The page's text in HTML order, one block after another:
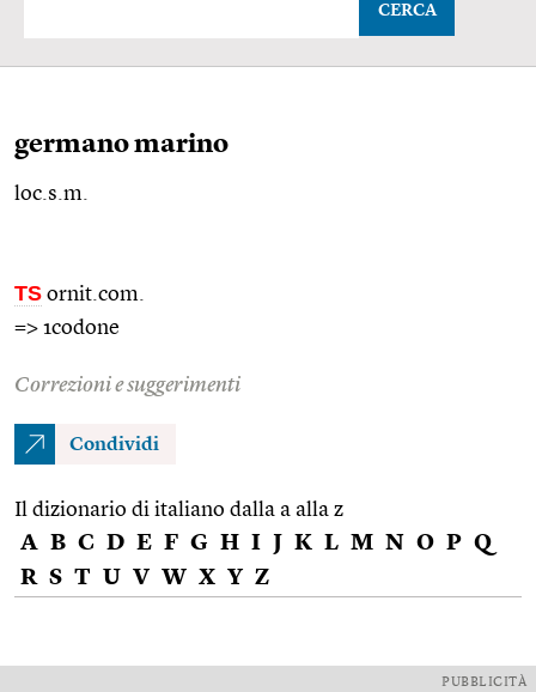
CERCA
germano marino
loc.s.m.
TS ornit.com.
=> 1codone
Correzioni e suggerimenti
Condividi
Il dizionario di italiano dalla a alla z
A B C D E F G H I J K L M N O P Q
R S T U V W X Y Z
PUBBLICITÀ